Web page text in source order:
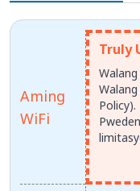
Aming
WiFi
Truly
Policy).